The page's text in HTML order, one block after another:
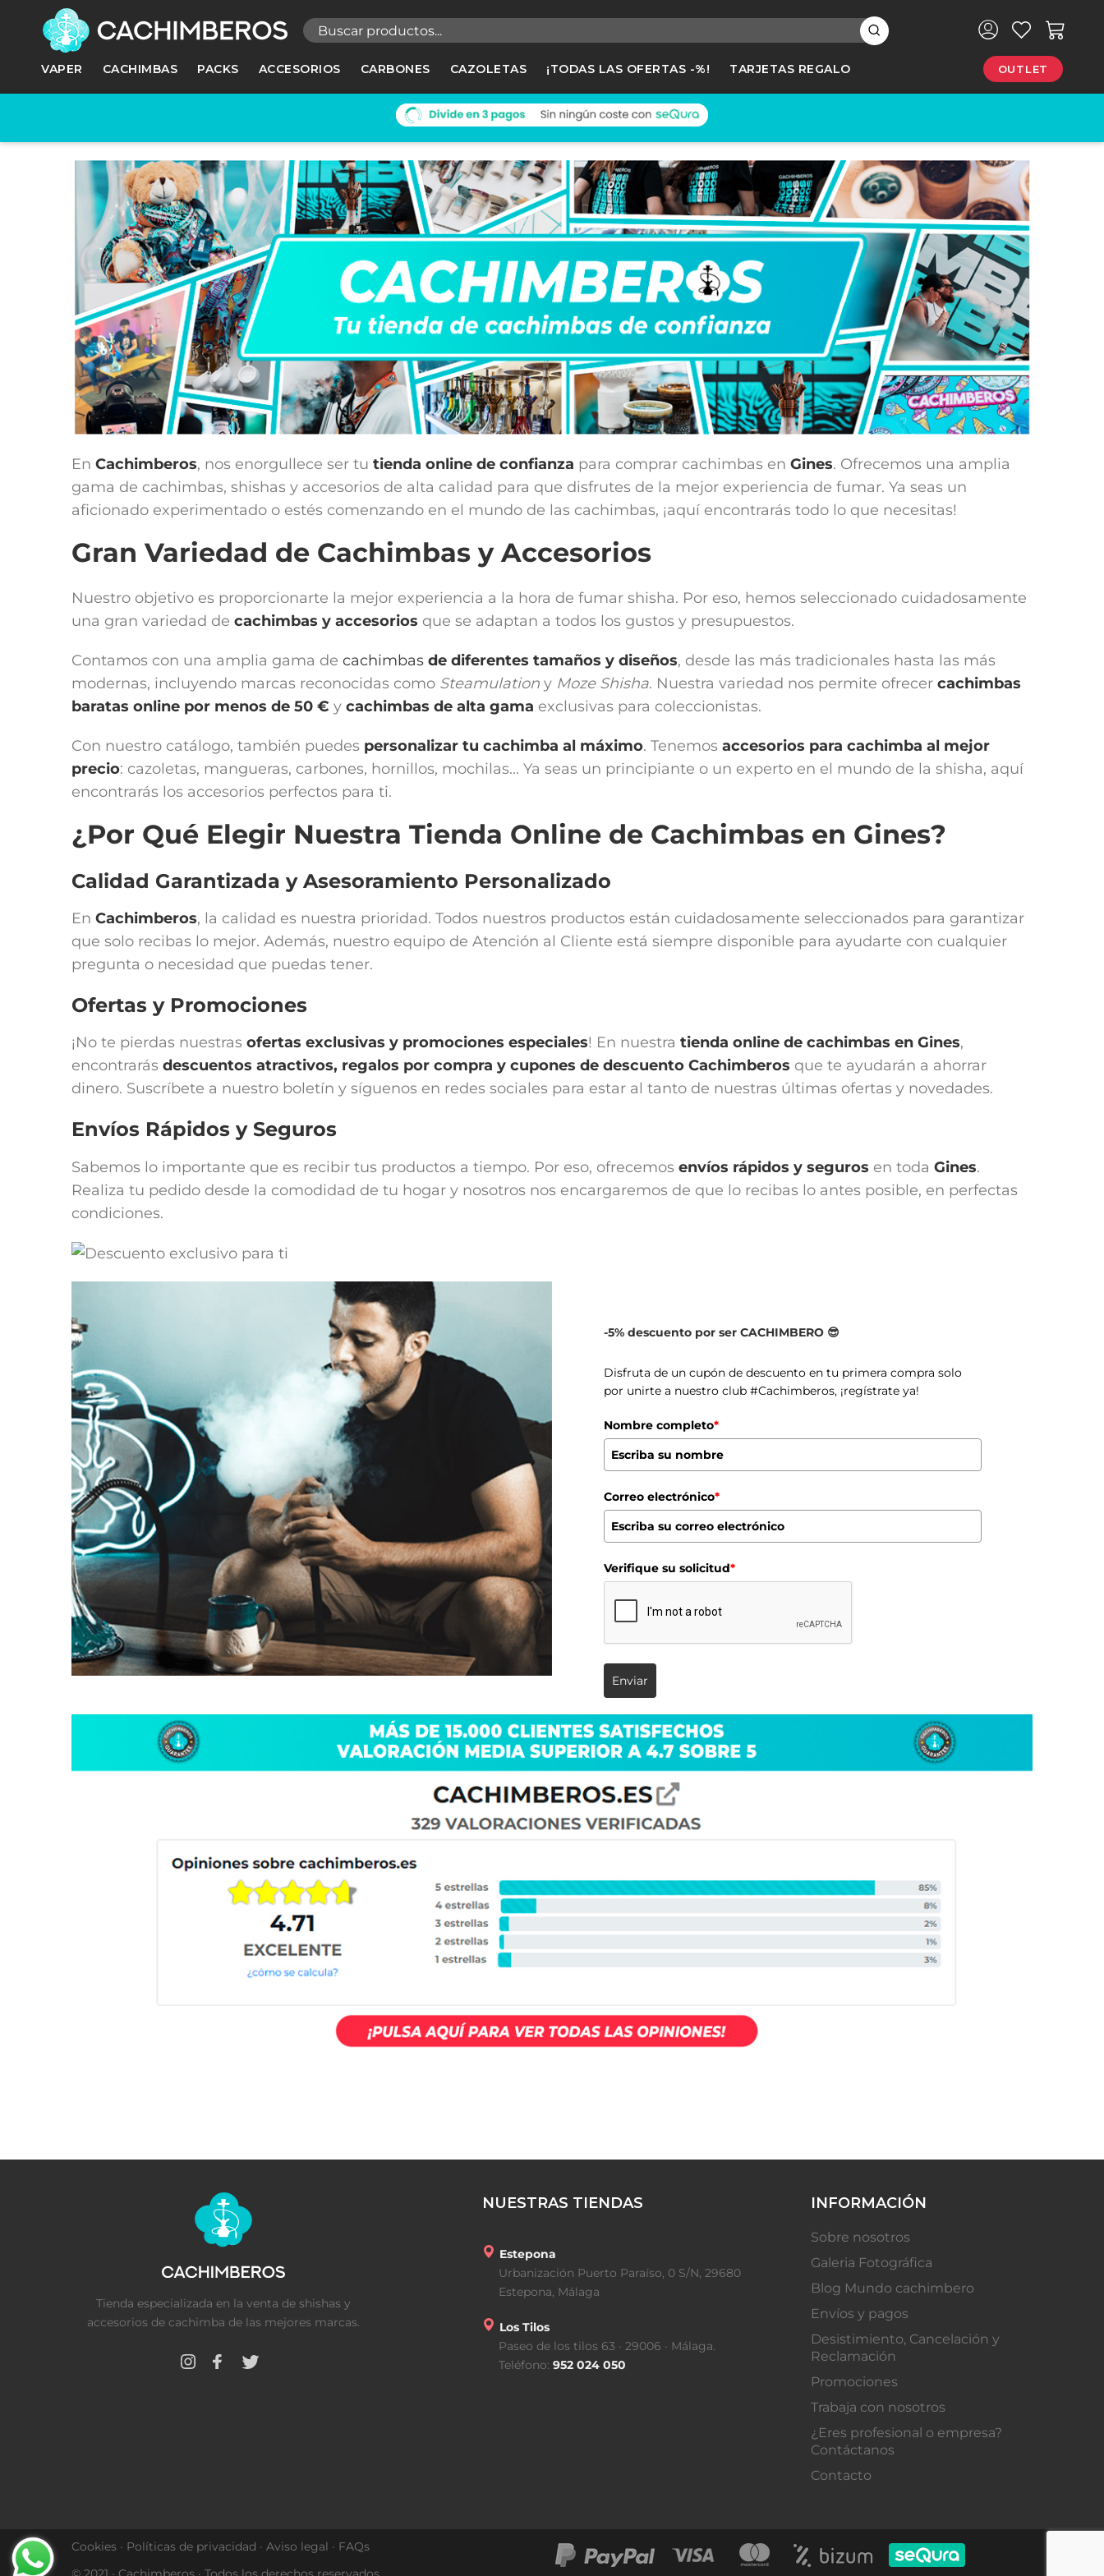
VAPER CACHIMBAS PACKS ACCESORIOS CARBONES CAZOLETAS ¡TODAS LAS OFERTAS -%! TARJETAS REGALO OUTLET
En Cachimberos, nos enorgullece ser tu tienda online de confianza para comprar cachimbas en Gines. Ofrecemos una amplia
gama de cachimbas, shishas y accesorios de alta calidad para que disfrutes de la mejor experiencia de fumar. Ya seas un
aficionado experimentado o estés comenzando en el mundo de las cachimbas, ¡aquí encontrarás todo lo que necesitas!
Gran Variedad de Cachimbas y Accesorios
Nuestro objetivo es proporcionarte la mejor experiencia a la hora de fumar shisha. Por eso, hemos seleccionado cuidadosamente
una gran variedad de cachimbas y accesorios que se adaptan a todos los gustos y presupuestos.
Contamos con una amplia gama de cachimbas de diferentes tamaños y diseños, desde las más tradicionales hasta las más
modernas, incluyendo marcas reconocidas como Steamulation y Moze Shisha. Nuestra variedad nos permite ofrecer cachimbas
baratas online por menos de 50 € y cachimbas de alta gama exclusivas para coleccionistas.
Con nuestro catálogo, también puedes personalizar tu cachimba al máximo. Tenemos accesorios para cachimba al mejor
precio: cazoletas, mangueras, carbones, hornillos, mochilas... Ya seas un principiante o un experto en el mundo de la shisha, aquí
encontrarás los accesorios perfectos para ti.
¿Por Qué Elegir Nuestra Tienda Online de Cachimbas en Gines?
Calidad Garantizada y Asesoramiento Personalizado
En Cachimberos, la calidad es nuestra prioridad. Todos nuestros productos están cuidadosamente seleccionados para garantizar
que solo recibas lo mejor. Además, nuestro equipo de Atención al Cliente está siempre disponible para ayudarte con cualquier
pregunta o necesidad que puedas tener.
Ofertas y Promociones
¡No te pierdas nuestras ofertas exclusivas y promociones especiales! En nuestra tienda online de cachimbas en Gines,
encontrarás descuentos atractivos, regalos por compra y cupones de descuento Cachimberos que te ayudarán a ahorrar
dinero. Suscríbete a nuestro boletín y síguenos en redes sociales para estar al tanto de nuestras últimas ofertas y novedades.
Envíos Rápidos y Seguros
Sabemos lo importante que es recibir tus productos a tiempo. Por eso, ofrecemos envíos rápidos y seguros en toda Gines.
Realiza tu pedido desde la comodidad de tu hogar y nosotros nos encargaremos de que lo recibas lo antes posible, en perfectas
condiciones.
-5% descuento por ser CACHIMBERO 😎
Disfruta de un cupón de descuento en tu primera compra solo
por unirte a nuestro club #Cachimberos, ¡regístrate ya!
Nombre completo*
Correo electrónico*
Verifique su solicitud*
Enviar
Tienda especializada en la venta de shishas y
accesorios de cachimba de las mejores marcas.
NUESTRAS TIENDAS
Estepona
Urbanización Puerto Paraíso, 0 S/N, 29680
Estepona, Málaga
Los Tilos
Paseo de los tilos 63 · 29006 · Málaga.
Teléfono: 952 024 050
INFORMACIÓN
Sobre nosotros
Galeria Fotográfica
Blog Mundo cachimbero
Envíos y pagos
Desistimiento, Cancelación y
Reclamación
Promociones
Trabaja con nosotros
¿Eres profesional o empresa?
Contáctanos
Contacto
Cookies · Políticas de privacidad · Aviso legal · FAQs
Registrarse ×
Necesitas hacer login para guardar productos en tu lista de deseos
Cancelar Registrarse